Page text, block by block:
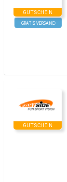
GUTSCHEIN
GRATIS VERSAND
GUTSCHEIN